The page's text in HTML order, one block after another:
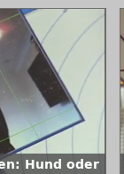
Hund oder